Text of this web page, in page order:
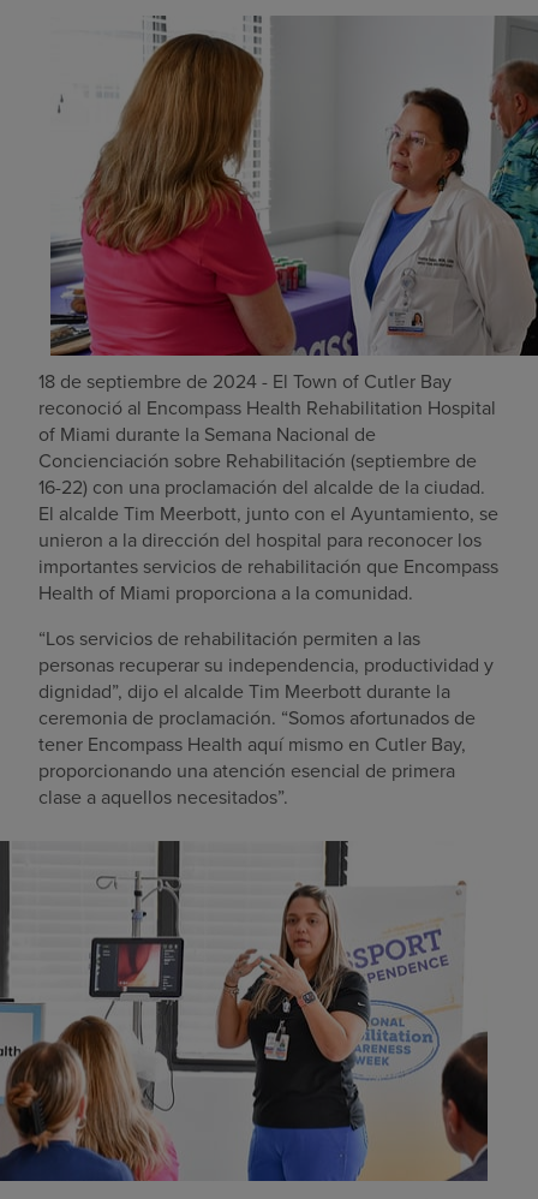
Buscar un centro
Pagar mi factura
18 de septiembre de 2024 - El Town of Cutler Bay
reconoció al Encompass Health Rehabilitation Hospital
of Miami durante la Semana Nacional de
Concienciación sobre Rehabilitación (septiembre de
16-22) con una proclamación del alcalde de la ciudad.
El alcalde Tim Meerbott, junto con el Ayuntamiento, se
unieron a la dirección del hospital para reconocer los
importantes servicios de rehabilitación que Encompass
Health of Miami proporciona a la comunidad.
“Los servicios de rehabilitación permiten a las
personas recuperar su independencia, productividad y
dignidad”, dijo el alcalde Tim Meerbott durante la
ceremonia de proclamación. “Somos afortunados de
tener Encompass Health aquí mismo en Cutler Bay,
proporcionando una atención esencial de primera
clase a aquellos necesitados”.